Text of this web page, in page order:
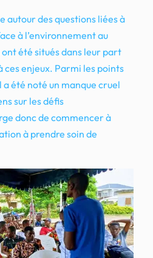
autour des questions liées à
à l’environnement au
été situés dans leur part
enjeux. Parmi les points
été noté un manque cruel
sur les défis
donc de commencer à
à prendre soin de